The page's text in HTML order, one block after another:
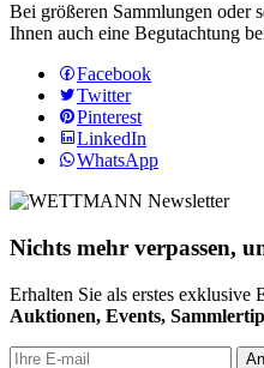
Bei größeren Sammlungen oder
Ihnen auch eine Begutachtung
Facebook
Twitter
Pinterest
LinkedIn
WhatsApp
Nichts mehr verpassen,
Erhalten Sie als erstes exklusive
Auktionen, Events,